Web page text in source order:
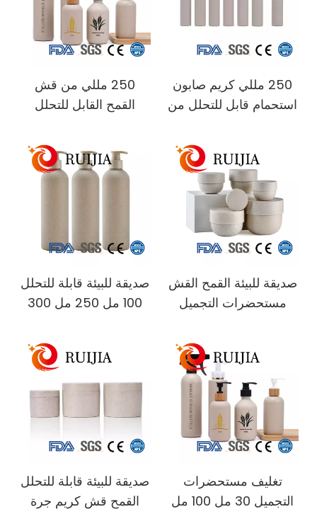
250 مللي كريم صابون
استحمام قابل للتحلل من
وشامبو ومضخة زجاجة
بلاستيكية بغطاء من
الخيزران
250 مللي من قش
القمح القابل للتحلل
الحديث كريم الشامبو
غسول مضخة الزجاجات
البلاستيكية
صديقة للبيئة القمح القش
مستحضرات التجميل
جرام 100 جرام 200
جرام 300 جرام 500
جرام قناع الشعر وعاء
كريم وجه جرة كريم
بلاستيكية
صديقة للبيئة قابلة للتحلل
100 مل 250 مل 300
زجاجات شامبو قش
القمح مع غطاء المضخة
تغليف مستحضرات
التجميل 30 مل 100 مل
صديقة للبيئة قابلة للتحلل
القمح قش كريم جرة